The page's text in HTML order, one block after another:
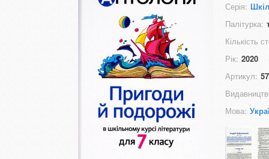
Серія:
Палітурка:
Кількість
Рік: 2020
Артикул:
Мова: